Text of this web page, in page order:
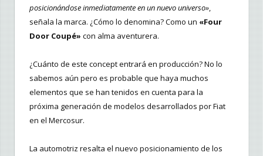
posicionándose inmediatamente en un nuevo universo»,
señala la marca. ¿Cómo lo denomina? Como un «Four
Door Coupé» con alma aventurera.
¿Cuánto de este concept entrará en producción? No lo
sabemos aún pero es probable que haya muchos
elementos que se han tenidos en cuenta para la
próxima generación de modelos desarrollados por Fiat
en el Mercosur.
La automotriz resalta el nuevo posicionamiento de los